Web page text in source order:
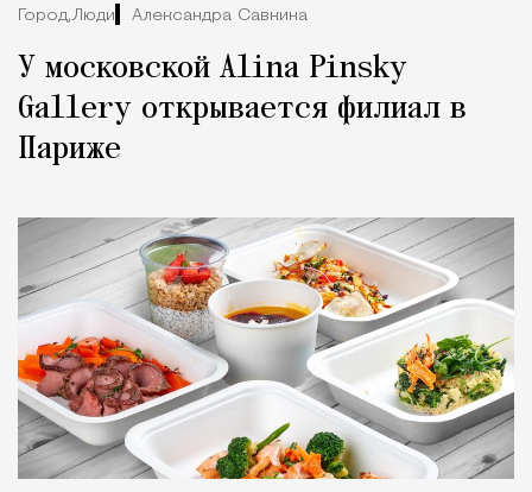
Город,Люди Александра Савкина
У московской Alina Pinsky
Gallery открывается филиал в
Париже